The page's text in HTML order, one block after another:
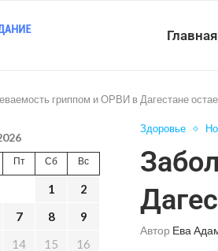
Главная
гриппом и ОРВИ в Дагестане
Здоровье
Автор Ева
Пт Сб Вс
1
2
7 8
9
14 15
16